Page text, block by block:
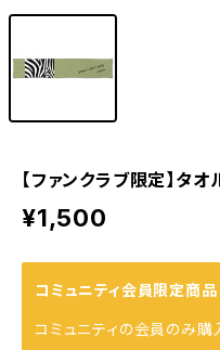
【ファンクラブ限定】タ
¥1,500
コミュニティ会員限定商品
コミュニティの会員のみ購